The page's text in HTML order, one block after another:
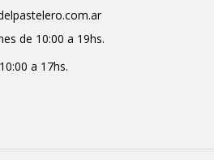
de 10:00 a 19hs.
a 17hs.